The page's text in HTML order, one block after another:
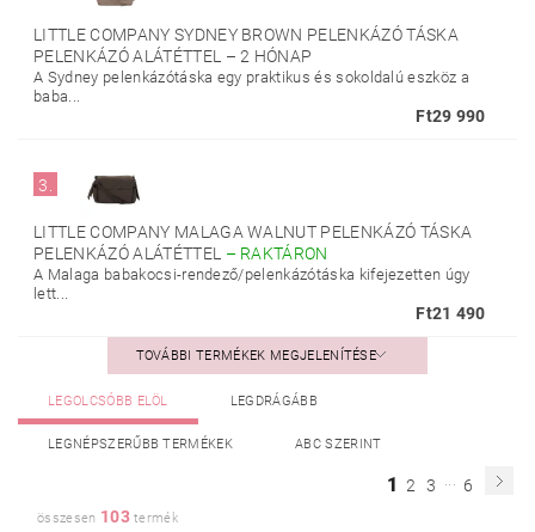
LITTLE COMPANY SYDNEY BROWN PELENKÁZÓ TÁSKA
PELENKÁZÓ ALÁTÉTTEL –2 HÓNAP
A Sydney pelenkázótáska egy praktikus és sokoldalú eszköz a
baba...
Ft29 990
3.
LITTLE COMPANY MALAGA WALNUT PELENKÁZÓ TÁSKA
PELENKÁZÓ ALÁTÉTTEL – RAKTÁRON
A Malaga babakocsi-rendező/pelenkázótáska kifejezetten úgy
lett...
Ft21 490
TOVÁBBI TERMÉKEK MEGJELENÍTÉSE
LEGOLCSÓBB ELÖL LEGDRÁGÁBB
LEGNÉPSZERŰBB TERMÉKEK ABC SZERINT
1 2 3 ... 6
összesen 103termék